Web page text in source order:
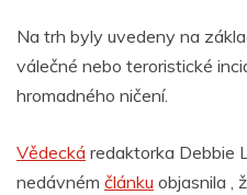
Na trh byly uvedeny na
válečné nebo teroristické
hromadného ničení.
Vědecká redaktorka Debbie
nedávném článku objasnila ,